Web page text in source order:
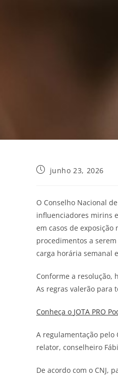
junho 23, 2026
O Conselho Nacional
influenciadores mirins
em casos de
procedimentos a
carga horária semanal
Conforme a resolução,
As regras valerão para
Conheça o JOTA PRO
A regulamentação pelo
relator, conselheiro
De acordo com o CNJ,